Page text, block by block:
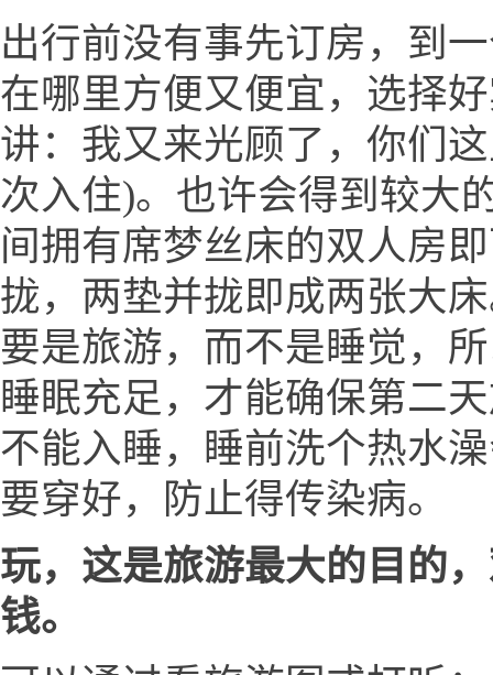
出行前没有事先订房，到
在哪里方便又便宜，选择
讲：我又来光顾了，你们
次入住)。也许会得到较大
间拥有席梦丝床的双人房
拢，两垫并拢即成两张大
要是旅游，而不是睡觉，
睡眠充足，才能确保第二
不能入睡，睡前洗个热水
要穿好，防止得传染病。
玩，这是旅游最大的目的
钱。